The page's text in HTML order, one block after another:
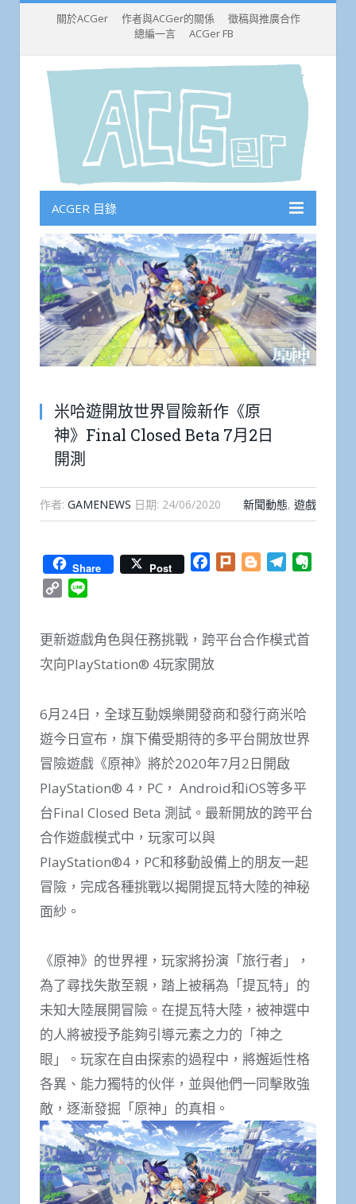
關於ACGer 作者與ACGer的關係
徵稿與推廣合作
總編一言
ACGer FB
ACGER 目錄
米哈遊開放世界冒險新作《原
神》Final Closed Beta 7月2日
開測
作者: GAMENEWS 日期: 24/06/2020 新聞動態, 遊戲
Share Post Facebook
Plurk BloggerTelegram
Copy
更新遊戲角色與任務挑戰，跨平台合作模式首
次向PlayStation® 4玩家開放
6月24日，全球互動娛樂開發商和發行商米哈
遊今日宣布，旗下備受期待的多平台開放世界
冒險遊戲《原神》將於2020年7月2日開啟
PlayStation® 4，PC， Android和iOS等多平
台Final Closed Beta 測試。最新開放的跨平台
合作遊戲模式中，玩家可以與
PlayStation®4，PC和移動設備上的朋友一起
冒險，完成各種挑戰以揭開提瓦特大陸的神秘
面紗。
《原神》的世界裡，玩家將扮演「旅行者」，
為了尋找失散至親，踏上被稱為「提瓦特」的
未知大陸展開冒險。在提瓦特大陸，被神選中
的人將被授予能夠引導元素之力的「神之
眼」。玩家在自由探索的過程中，將邂逅性格
各異、能力獨特的伙伴，並與他們一同擊敗強
敵，逐漸發掘「原神」的真相。